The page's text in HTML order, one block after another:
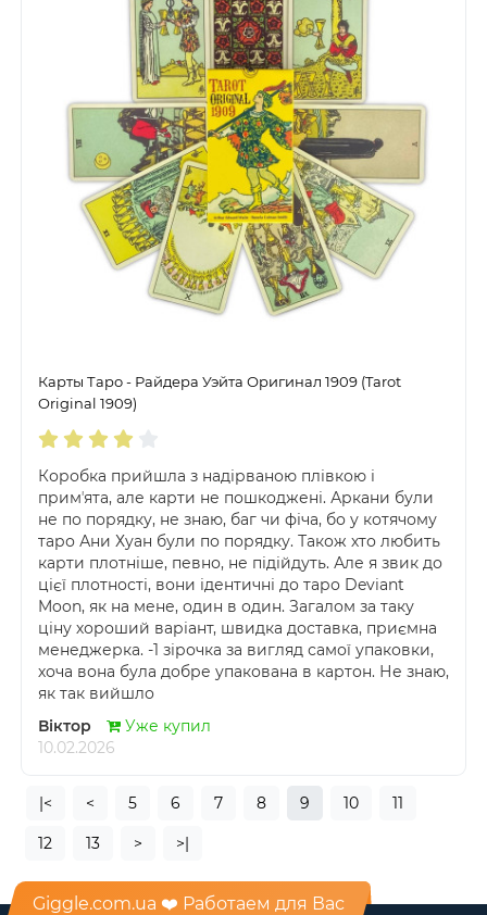
Карты Таро - Райдера Уэйта Оригинал 1909 (Tarot
Original 1909)
Коробка прийшла з надірваною плівкою і
примʼята, але карти не пошкоджені. Аркани були
не по порядку, не знаю, баг чи фіча, бо у котячому
таро Ани Хуан були по порядку. Також хто любить
карти плотніше, певно, не підійдуть. Але я звик до
цієї плотності, вони ідентичні до таро Deviant
Moon, як на мене, один в один. Загалом за таку
ціну хороший варіант, швидка доставка, приємна
менеджерка. -1 зірочка за вигляд самої упаковки,
хоча вона була добре упакована в картон. Не знаю,
як так вийшло
Віктор
Уже купил
10.02.2026
|< < 5 6 7 8 9 10 11
12 13 > >|
Giggle.com.ua ❤️ Работаем для Вас